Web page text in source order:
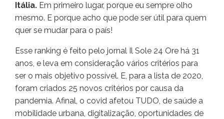
Itália. Em primeiro lugar, porque eu sempre olho
mesmo. E porque acho que pode ser útil para quem
quer se mudar para o país!
Esse ranking é feito pelo jornal Il Sole 24 Ore há 31
anos, e leva em consideração vários critérios para
ser o mais objetivo possível. E, para a lista de 2020,
foram criados 25 novos critérios por causa da
pandemia. Afinal, o covid afetou TUDO, de saúde a
mobilidade urbana, digitalização, oportunidades de